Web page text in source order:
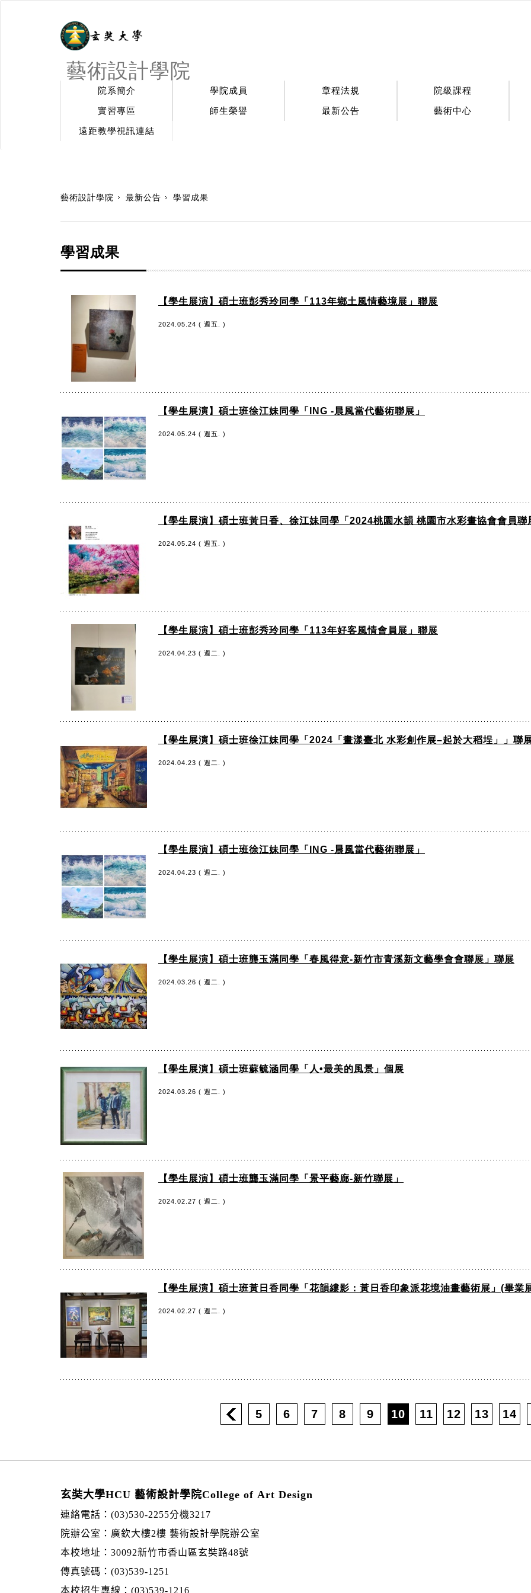
藝術設計學院
院系簡介 學院成員 章程法規
院級課程
實習專區
師生榮譽 最新公告
藝術中心
遠距教學視訊連結
藝術設計學院 最新公告 學習成果
學習成果
【學生展演】碩士班彭秀玲同學「113年鄉土風情藝境展」聯展
2024.05.24 ( 週五. )
【學生展演】碩士班徐江妹同學「ING -晨風當代藝術聯展」
2024.05.24 ( 週五. )
【學生展演】碩士班黃日香、徐江妹同學「2024桃園水韻 桃園市水彩畫協會會員聯
2024.05.24 ( 週五. )
【學生展演】碩士班彭秀玲同學「113年好客風情會員展」聯展
2024.04.23 ( 週二. )
【學生展演】碩士班徐江妹同學「2024「畫漾臺北 水彩創作展–起於大稻埕」」聯
2024.04.23 ( 週二. )
【學生展演】碩士班徐江妹同學「ING -晨風當代藝術聯展」
2024.04.23 ( 週二. )
【學生展演】碩士班龔玉滿同學「春風得意-新竹市青溪新文藝學會會聯展」聯展
2024.03.26 ( 週二. )
【學生展演】碩士班蘇毓涵同學「人•最美的風景」個展
2024.03.26 ( 週二. )
【學生展演】碩士班龔玉滿同學「景平藝廊-新竹聯展」
2024.02.27 ( 週二. )
【學生展演】碩士班黃日香同學「花韻縷影：黃日香印象派花境油畫藝術展」(畢業
2024.02.27 ( 週二. )
5 6 7 8 9 10 11 12 13 14
玄奘大學HCU 藝術設計學院College of Art Design
連絡電話：(03)530-2255分機3217
院辦公室：廣欽大樓2樓 藝術設計學院辦公室
本校地址：30092新竹市香山區玄奘路48號
傳真號碼：(03)539-1251
本校招生專線：(03)539-1216